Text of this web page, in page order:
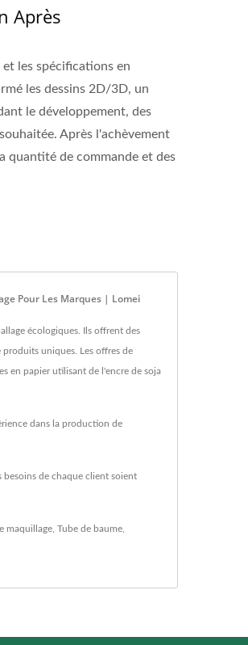
Après
les spécifications en
les dessins 2D/3D, un
le développement, des
Après l'achèvement
quantité de commande et des
Pour Les Marques | Lomei
écologiques. Ils offrent des
uniques. Les offres de
en papier utilisant de l'encre de soja
dans la production de
besoins de chaque client soient
maquillage Tube de baume